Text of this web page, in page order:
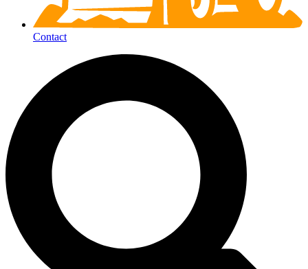
Contact